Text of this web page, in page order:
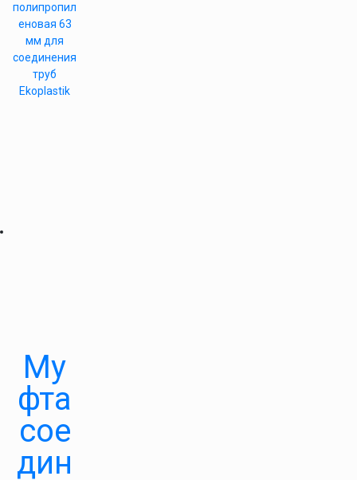
полипропил
еновая 63
мм для
соединения
труб
Ekoplastik
Му
фта
сое
дин